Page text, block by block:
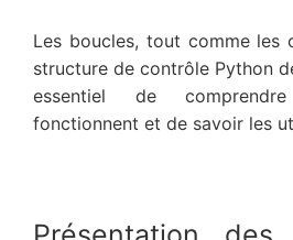
Les boucles, tout comme les
structure de contrôle Python
essentiel de
fonctionnent et de savoir les